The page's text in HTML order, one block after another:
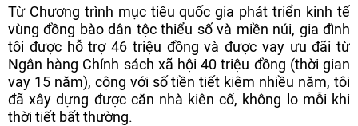
Từ Chương trình mục tiêu quốc gia phát triển kinh tế
vùng đồng bào dân tộc thiểu số và miền núi, gia đình
tôi được hỗ trợ 46 triệu đồng và được vay ưu đãi từ
Ngân hàng Chính sách xã hội 40 triệu đồng (thời gian
vay 15 năm), cộng với số tiền tiết kiệm nhiều năm, tôi
đã xây dựng được căn nhà kiên cố, không lo mỗi khi
thời tiết bất thường.